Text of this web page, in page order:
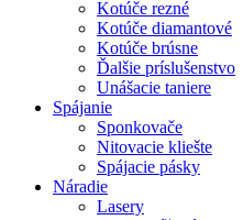
Kotúče rezné
Kotúče diamantové
Kotúče brúsne
Ďalšie príslušenstvo
Unášacie taniere
Spájanie
Sponkovače
Nitovacie kliešte
Spájacie pásky
Náradie
Lasery